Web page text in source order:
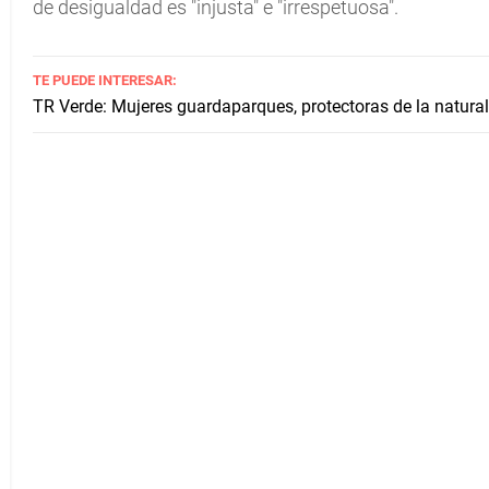
de desigualdad es "injusta" e "irrespetuosa".
TE PUEDE INTERESAR:
TR Verde: Mujeres guardaparques, protectoras de la